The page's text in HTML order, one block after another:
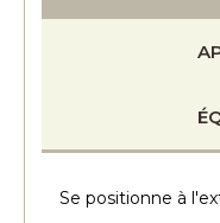
Se positionne à